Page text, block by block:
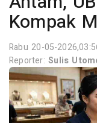
Kompak
Rabu 20-05-
Reporter:Sulis